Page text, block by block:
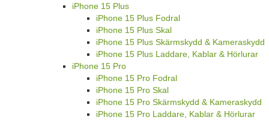
iPhone 15 Plus
iPhone 15 Plus Fodral
iPhone 15 Plus Skal
iPhone 15 Plus Skärmskydd & Kameraskydd
iPhone 15 Plus Laddare, Kablar & Hörlurar
iPhone 15 Pro
iPhone 15 Pro Fodral
iPhone 15 Pro Skal
iPhone 15 Pro Skärmskydd & Kameraskydd
iPhone 15 Pro Laddare, Kablar & Hörlurar